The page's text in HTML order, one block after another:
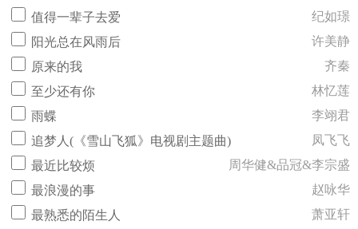
值得一辈子去爱
纪如璟
阳光总在风雨后
许美静
原来的我
齐秦
至少还有你
林忆莲
雨蝶
李翊君
追梦人(《雪山飞狐》电视剧主题曲)
凤飞飞
最近比较烦
周华健&品冠&李宗盛
最浪漫的事
赵咏华
最熟悉的陌生人
萧亚轩